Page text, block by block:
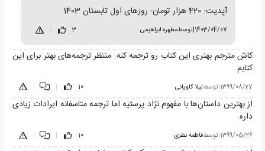
آپدیت: 420 هزار تومان- روزهای اول تابستان 1403
1403/04/07
|توسطمطهره ابراهیمی 3
کاش مترجم بهتری این کتاب رو ترجمه کنه. منتظر ترجمه‌های بهتر برای این
کتابم
1399/08/27
|توسطلیلا کاویانی 10
|
|
از بهترین داستان‌ها با مفهوم نژاد پرستیه اما ترجمه متاسفانه ایرادات زیادی
داره
1399/05/26
|توسطفاطمه نظری 10
|
|